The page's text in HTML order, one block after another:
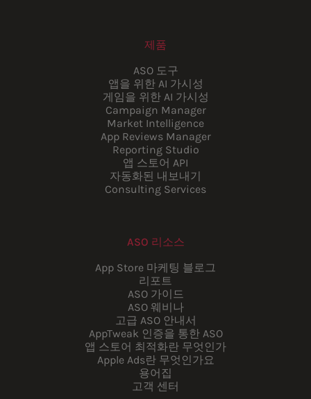
제품
ASO 도구
앱을 위한 AI 가시성
게임을 위한 AI 가시성
Campaign Manager
Market Intelligence
App Reviews Manager
Reporting Studio
앱 스토어 API
자동화된 내보내기
Consulting Services
ASO 리소스
App Store 마케팅 블로그
리포트
ASO 가이드
ASO 웨비나
고급 ASO 안내서
AppTweak 인증을 통한 ASO
앱 스토어 최적화란 무엇인가
Apple Ads란 무엇인가요
용어집
고객 센터